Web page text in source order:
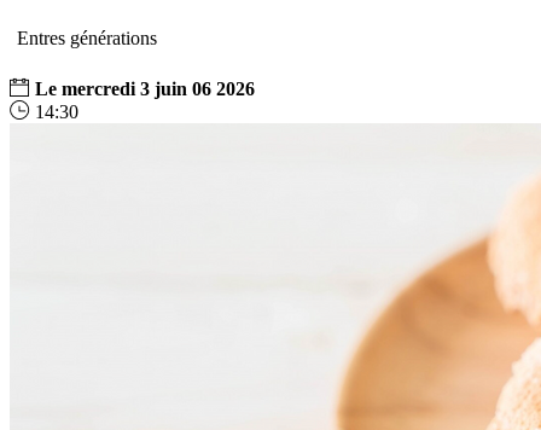
Entres générations
Le mercredi 3 juin 06 2026
14:30